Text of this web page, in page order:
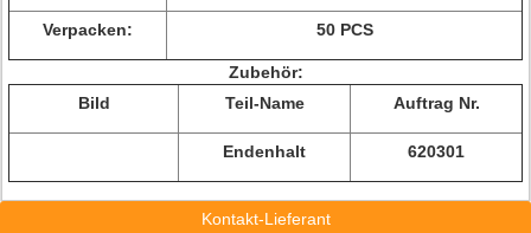
Verpacken: 50 PCS
Zubehör:
Bild
Teil-Name Auftrag Nr.
Endenhalt 620301
Kontakt-Lieferant